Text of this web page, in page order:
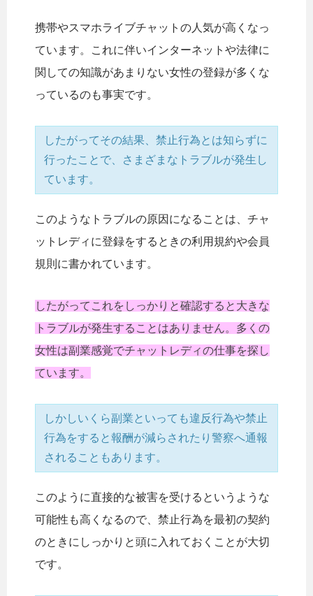
携帯やスマホライブチャットの人気が高くなっ
ています。これに伴いインターネットや法律に
関しての知識があまりない女性の登録が多くな
っているのも事実です。
したがってその結果、禁止行為とは知らずに
行ったことで、さまざまなトラブルが発生し
ています。
このようなトラブルの原因になることは、チャ
ットレディに登録をするときの利用規約や会員
規則に書かれています。
したがってこれをしっかりと確認すると大きな
トラブルが発生することはありません。多くの
女性は副業感覚でチャットレディの仕事を探し
ています。
しかしいくら副業といっても違反行為や禁止
行為をすると報酬が減らされたり警察へ通報
されることもあります。
このように直接的な被害を受けるというような
可能性も高くなるので、禁止行為を最初の契約
のときにしっかりと頭に入れておくことが大切
です。